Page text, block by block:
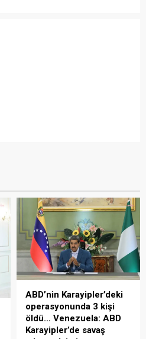
ABD’nin Karayipler’deki
operasyonunda 3 kişi
öldü… Venezuela: ABD
Karayipler’de savaş